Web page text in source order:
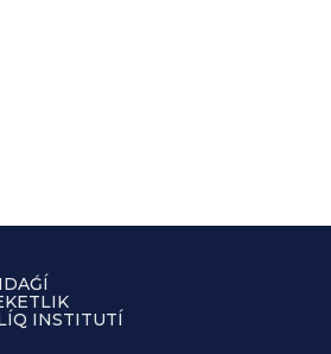
INSTITUTÍ